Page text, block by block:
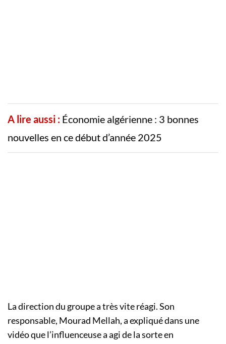
A lire aussi : Économie algérienne : 3 bonnes
nouvelles en ce début d’année 2025
La direction du groupe a très vite réagi. Son
responsable, Mourad Mellah, a expliqué dans une
vidéo que l’influenceuse a agi de la sorte en